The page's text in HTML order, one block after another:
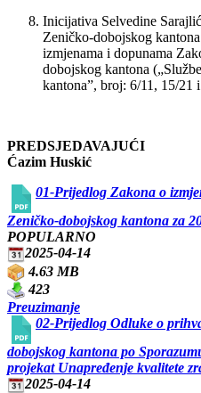
Inicijativa Selvedine
Zeničko-dobojskog
izmjenama i dopunama
dobojskog kantona
kantona”, broj: 6/11, 15/21
PREDSJEDAVAJUĆI
Ćazim Huskić
01-Prijedlog Zakona o
Zeničko-dobojskog kantona za
POPULARNO
2025-04-14
4.63 MB
423
Preuzimanje
02-Prijedlog Odluke o
dobojskog kantona po
projekat Unapređenje kvalitete
2025-04-14